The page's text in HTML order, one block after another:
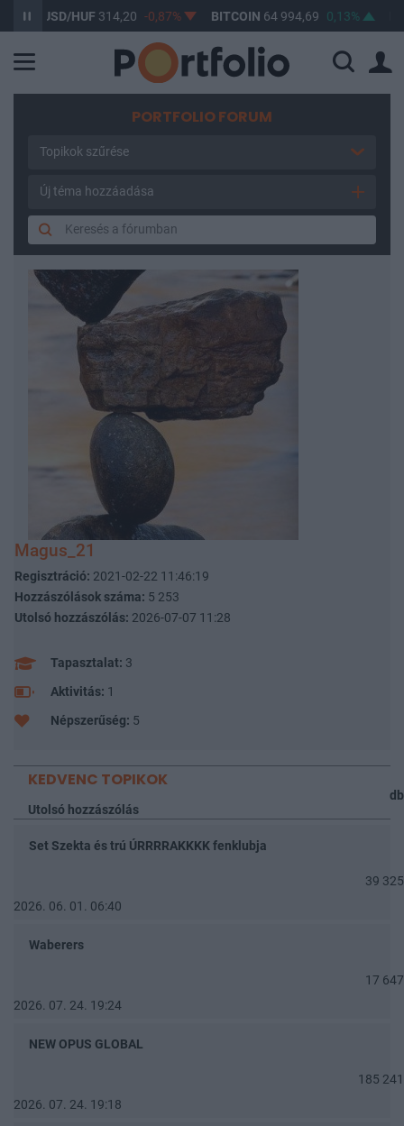
USD/HUF314,20 -0,87% BITCOIN64 994,69 0,13% BUX
PORTFOLIO FORUM
Topikok szűrése
Új téma hozzáadása
Magus_21
Regisztráció: 2021-02-22 11:46:19
Hozzászólások száma: 5 253
Utolsó hozzászólás: 2026-07-07 11:28
Tapasztalat: 3
Aktivitás: 1
Népszerűség: 5
KEDVENC TOPIKOK
db
Utolsó hozzászólás
Set Szekta és trú ÚRRRRAKKKK fenklubja
39 325
2026. 06. 01. 06:40
Waberers
17 647
2026. 07. 24. 19:24
NEW OPUS GLOBAL
185 241
2026. 07. 24. 19:18